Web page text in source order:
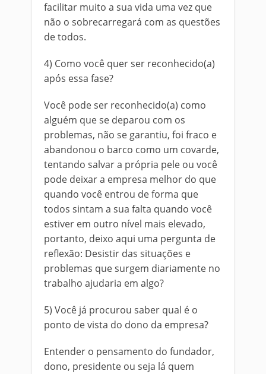
facilitar muito a sua vida uma vez que
não o sobrecarregará com as questões
de todos.
4) Como você quer ser reconhecido(a)
após essa fase?
Você pode ser reconhecido(a) como
alguém que se deparou com os
problemas, não se garantiu, foi fraco e
abandonou o barco como um covarde,
tentando salvar a própria pele ou você
pode deixar a empresa melhor do que
quando você entrou de forma que
todos sintam a sua falta quando você
estiver em outro nível mais elevado,
portanto, deixo aqui uma pergunta de
reflexão: Desistir das situações e
problemas que surgem diariamente no
trabalho ajudaria em algo?
5) Você já procurou saber qual é o
ponto de vista do dono da empresa?
Entender o pensamento do fundador,
dono, presidente ou seja lá quem